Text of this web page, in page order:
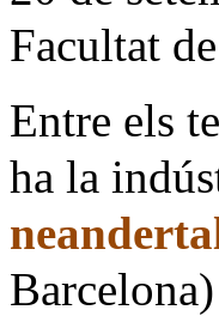
Facultat
Entre els
ha la